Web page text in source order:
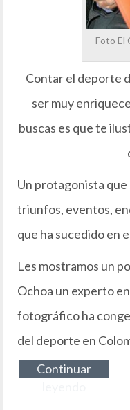
Foto El
Contar el deporte
ser muy
buscas es que te
Un protagonista que
triunfos, eventos,
que ha sucedido en
Les mostramos un
Ochoa un experto
fotográfico ha
del deporte en
Continuar